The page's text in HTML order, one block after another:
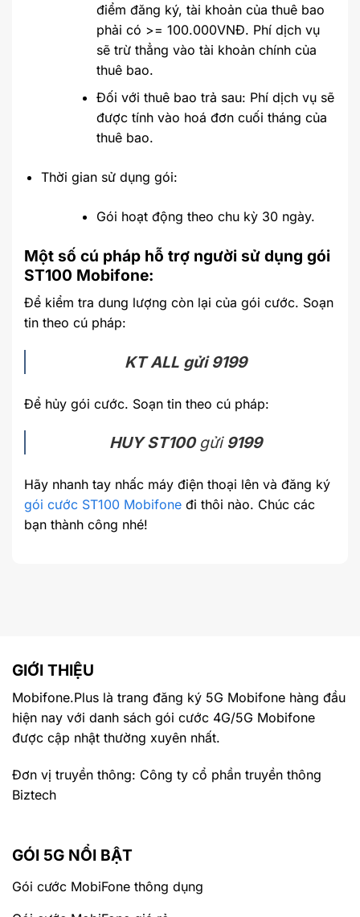
điểm đăng ký, tài khoản của thuê bao
phải có >= 100.000VNĐ. Phí dịch vụ
sẽ trừ thẳng vào tài khoản chính của
thuê bao.
Đối với thuê bao trả sau: Phí dịch vụ sẽ
được tính vào hoá đơn cuối tháng của
thuê bao.
Thời gian sử dụng gói:
Gói hoạt động theo chu kỳ 30 ngày.
Một số cú pháp hỗ trợ người sử dụng gói
ST100 Mobifone:
Để kiểm tra dung lượng còn lại của gói cước. Soạn
tin theo cú pháp:
KT ALL gửi 9199
Để hủy gói cước. Soạn tin theo cú pháp:
HUY ST100 gửi 9199
Hãy nhanh tay nhấc máy điện thoại lên và đăng ký
gói cước ST100 Mobifone đi thôi nào. Chúc các
bạn thành công nhé!
GIỚI THIỆU
Mobifone.Plus là trang đăng ký 5G Mobifone hàng đầu
hiện nay với danh sách gói cước 4G/5G Mobifone
được cập nhật thường xuyên nhất.
Đơn vị truyền thông: Công ty cổ phần truyền thông
Biztech
GÓI 5G NỔI BẬT
Gói cước MobiFone thông dụng